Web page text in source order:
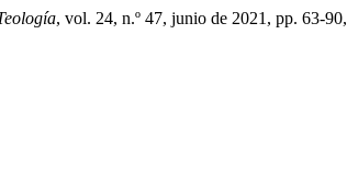
, vol. 24, n.º 47, junio de 2021, pp. 63-90,